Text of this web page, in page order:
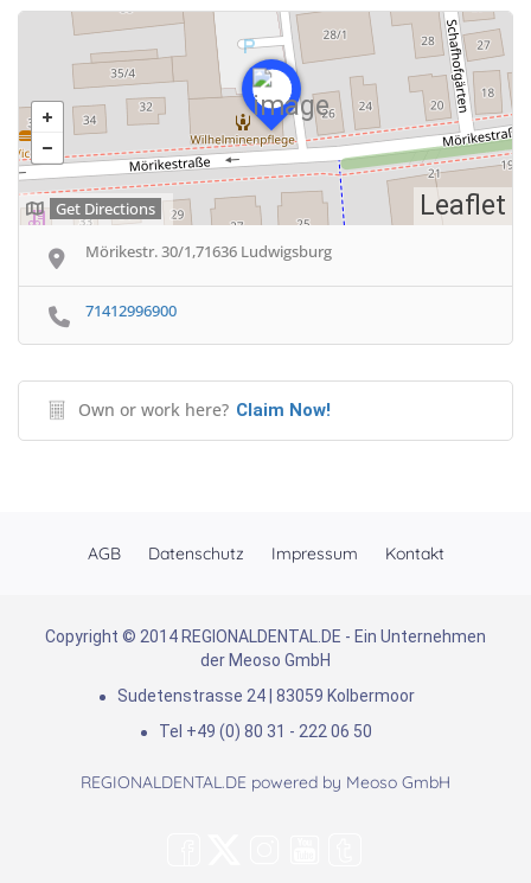
Leaflet
Get Directions
Mörikestr. 30/1,71636 Ludwigsburg
71412996900
Own or work here? Claim Now!
AGB Datenschutz Impressum Kontakt
Copyright © 2014 REGIONALDENTAL.DE - Ein Unternehmen
der Meoso GmbH
Sudetenstrasse 24 | 83059 Kolbermoor
Tel +49 (0) 80 31 - 222 06 50
REGIONALDENTAL.DE powered by Meoso GmbH